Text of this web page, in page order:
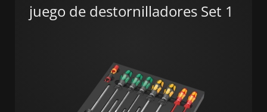
juego de destornilladores Set 1